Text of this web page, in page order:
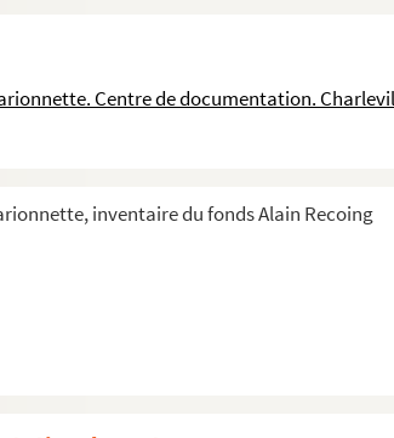
Centre de documentation.
inventaire du fonds Alain Recoing